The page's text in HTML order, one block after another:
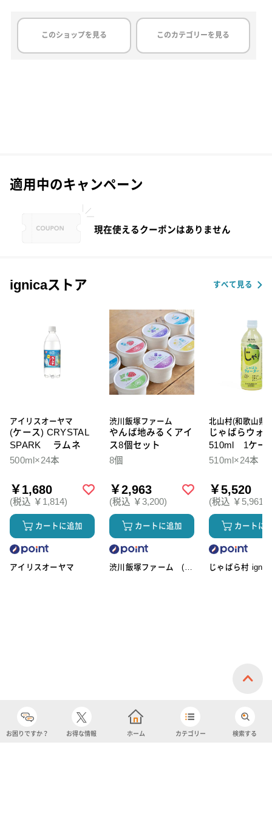
このショップを見る このカテゴリーを見る
適用中のキャンペーン
現在使えるクーポンはありません
ignicaストア すべて見る
アイリスオーヤマ
(ケース) CRYSTAL
SPARK ラムネ
500ml×24本
￥1,680
(税込 ￥1,814)
カートに追加
アイリスオーヤマ
渋川飯塚ファーム
やんば地みるくアイ
ス8個セット
8個
￥2,963
(税込 ￥3,200)
カートに追加
渋川飯塚ファーム (ア
北山村(和歌山県)
じゃばらウォ
510ml 1ケー
本入
510ml×24本
￥5,520
(税込 ￥5,961)
カートに
じゃばら村
お困りですか？ お得な情報 ホーム カテゴリー 検索する